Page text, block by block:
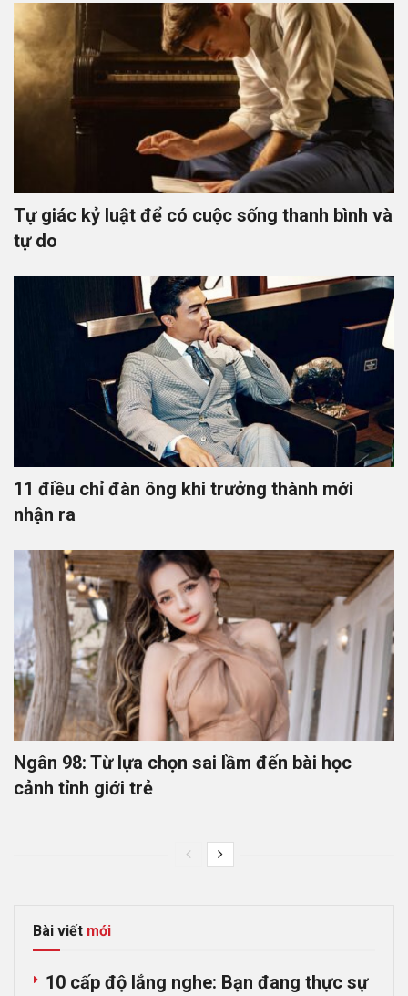
Tự giác kỷ luật để có cuộc sống thanh bình và
tự do
11 điều chỉ đàn ông khi trưởng thành mới
nhận ra
Ngân 98: Từ lựa chọn sai lầm đến bài học
cảnh tỉnh giới trẻ
Bài viết mới
10 cấp độ lắng nghe: Bạn đang thực sự